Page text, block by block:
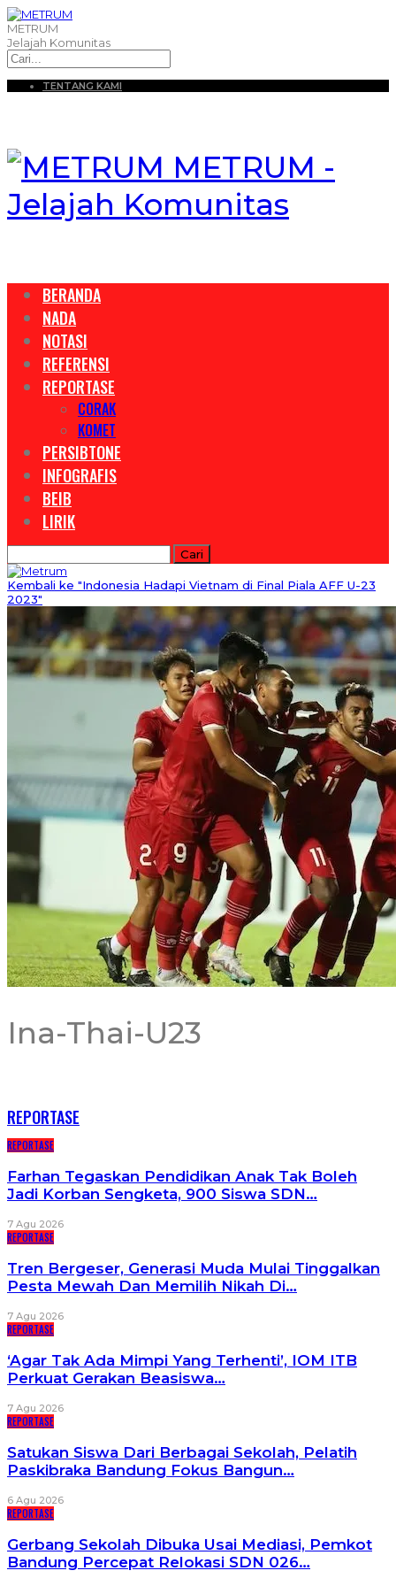
METRUM
Jelajah Komunitas
TENTANG KAMI
METRUM -
Jelajah Komunitas
BERANDA
NADA
NOTASI
REFERENSI
REPORTASE
CORAK
KOMET
PERSIBTONE
INFOGRAFIS
BEIB
LIRIK
Kembali ke "Indonesia Hadapi Vietnam di Final Piala AFF U-23
2023"
Ina-Thai-U23
REPORTASE
REPORTASE
Farhan Tegaskan Pendidikan Anak Tak Boleh
Jadi Korban Sengketa, 900 Siswa SDN…
7 Agu 2026
REPORTASE
Tren Bergeser, Generasi Muda Mulai Tinggalkan
Pesta Mewah Dan Memilih Nikah Di…
7 Agu 2026
REPORTASE
‘Agar Tak Ada Mimpi Yang Terhenti’, IOM ITB
Perkuat Gerakan Beasiswa…
7 Agu 2026
REPORTASE
Satukan Siswa Dari Berbagai Sekolah, Pelatih
Paskibraka Bandung Fokus Bangun…
6 Agu 2026
REPORTASE
Gerbang Sekolah Dibuka Usai Mediasi, Pemkot
Bandung Percepat Relokasi SDN 026…